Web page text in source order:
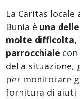
La Caritas locale
Bunia è una
molte difficolta,
parrocchiale
della situazione,
per monitorare
fornitura di aiuti